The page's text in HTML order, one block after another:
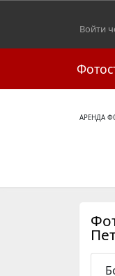
Войти
АРЕНДА